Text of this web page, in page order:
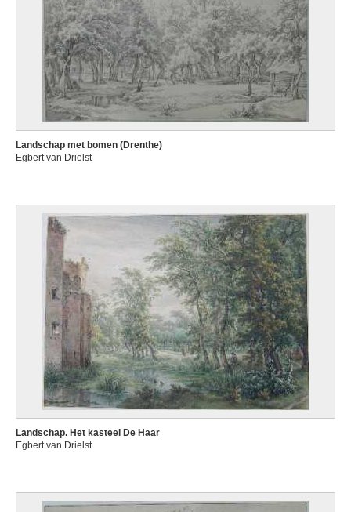
Landschap met bomen (Drenthe)
Egbert van Drielst
Landschap. Het kasteel De Haar
Egbert van Drielst